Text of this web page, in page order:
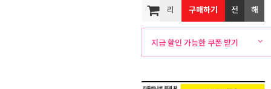
리
뷰
구매하기 전
화
해
외
지금 할인 가능한 쿠폰 받기